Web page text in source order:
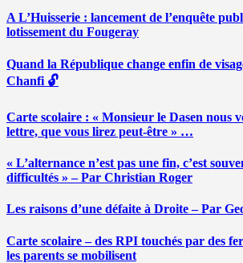
A L’Huisserie : lancement de l’enquête
lotissement du Fougeray
Quand la République change enfin de
Chanfi 🔓
Carte scolaire : « Monsieur le Dasen nous
lettre, que vous lirez peut-être » …
« L’alternance n’est pas une fin, c’est
difficultés » – Par Christian Roger
Les raisons d’une défaite à Droite – Par
Carte scolaire – des RPI touchés par des
les parents se mobilisent